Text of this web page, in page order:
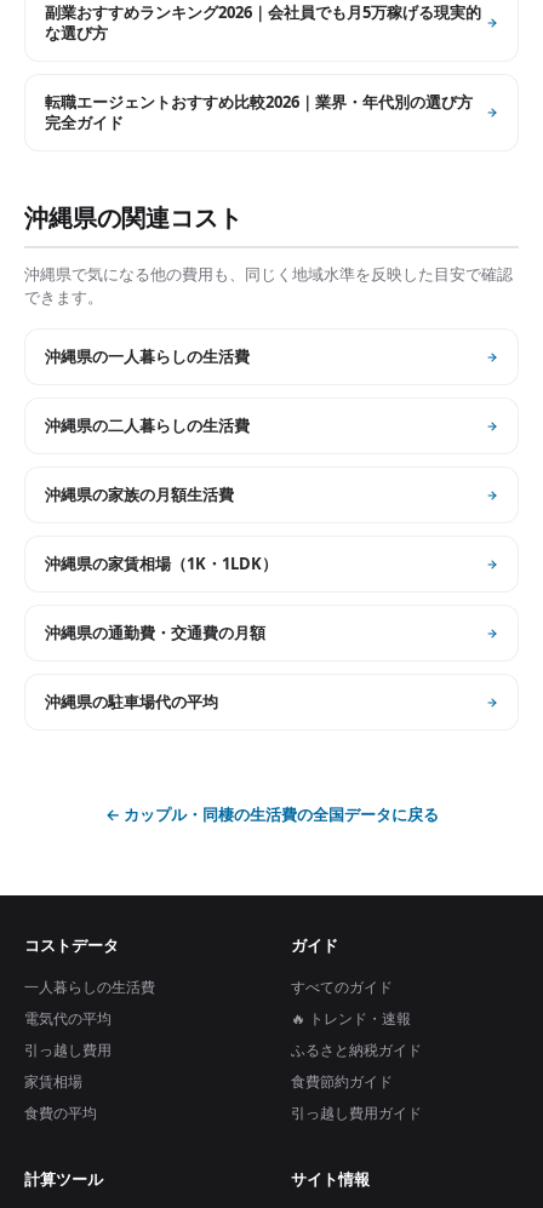
副業おすすめランキング2026｜会社員でも月5万稼げる現実的
な選び方
転職エージェントおすすめ比較2026｜業界・年代別の選び方
完全ガイド
沖縄県の関連コスト
沖縄県で気になる他の費用も、同じく地域水準を反映した目安で確認
できます。
沖縄県の一人暮らしの生活費
沖縄県の二人暮らしの生活費
沖縄県の家族の月額生活費
沖縄県の家賃相場（1K・1LDK）
沖縄県の通勤費・交通費の月額
沖縄県の駐車場代の平均
← カップル・同棲の生活費の全国データに戻る
コストデータ
一人暮らしの生活費
電気代の平均
引っ越し費用
家賃相場
食費の平均
ガイド
すべてのガイド
🔥 トレンド・速報
ふるさと納税ガイド
食費節約ガイド
引っ越し費用ガイド
計算ツール サイト情報